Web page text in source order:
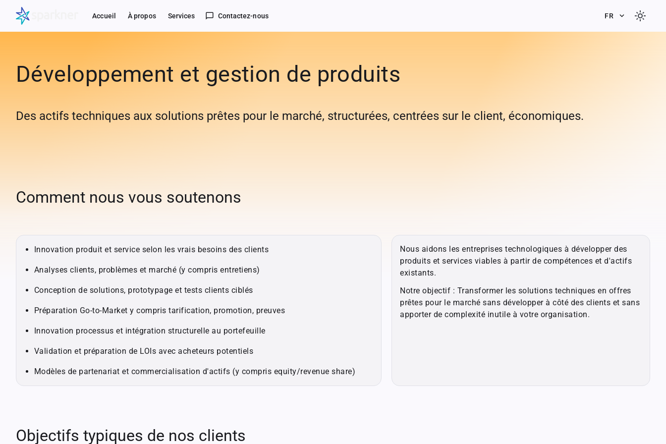
Accueil À propos Services chat_bubble_outline Contactez-nous FR keyboard_arrow_down light_mode
Développement et gestion de produits
Des actifs techniques aux solutions prêtes pour le marché, structurées, centrées sur le client, économiques.
Comment nous vous soutenons
Innovation produit et service selon les vrais besoins des clients
Analyses clients, problèmes et marché (y compris entretiens)
Conception de solutions, prototypage et tests clients ciblés
Préparation Go-to-Market y compris tarification, promotion, preuves
Innovation processus et intégration structurelle au portefeuille
Validation et préparation de LOIs avec acheteurs potentiels
Modèles de partenariat et commercialisation d'actifs (y compris equity/revenue share)
Nous aidons les entreprises technologiques à développer des
produits et services viables à partir de compétences et d'actifs
existants.
Notre objectif : Transformer les solutions techniques en offres
prêtes pour le marché sans développer à côté des clients et sans
apporter de complexité inutile à votre organisation.
Objectifs typiques de nos clients